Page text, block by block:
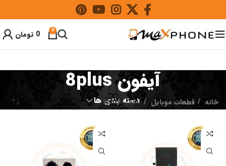
0
0 تومان
آیفون 8plus
دسته بندی ها خانه قطعات موبایل آیفون 8plus